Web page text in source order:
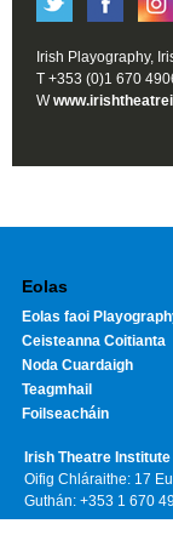
Irish Playography,
T +353 (0)1 670
W
Eolas
Eolas faoi
Ceisteanna Coitianta
Noda Cuardaigh
Teagmhail
Foilseacháin
Irish Theatre Institute
Oifig Chláraithe: 17
Guthán: +353 1 670